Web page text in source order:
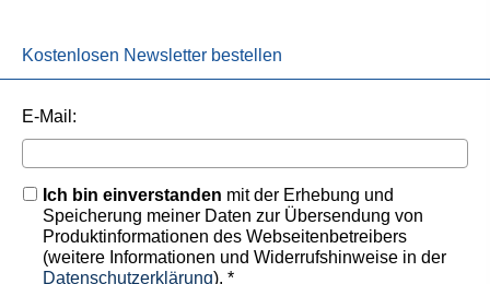
Kostenlosen Newsletter bestellen
E-Mail:
Ich bin einverstanden mit der Erhebung und
Speicherung meiner Daten zur Übersendung von
Produktinformationen des Webseitenbetreibers
(weitere Informationen und Widerrufshinweise in der
Datenschutzerklärung). *